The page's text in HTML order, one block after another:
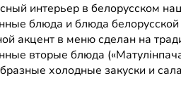
интерьер в белорусском
блюда и блюда
акцент в меню сделан на
вторые блюда
холодные закуски и